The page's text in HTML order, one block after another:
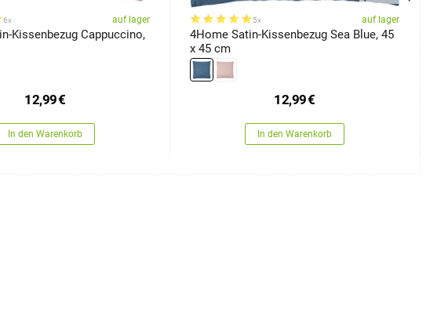
6x auf lager
Kissenbezug Cappuccino,
12,99€
In den Warenkorb
5x auf lager
4Home Satin-Kissenbezug Sea Blue, 45
x 45 cm
12,99€
In den Warenkorb